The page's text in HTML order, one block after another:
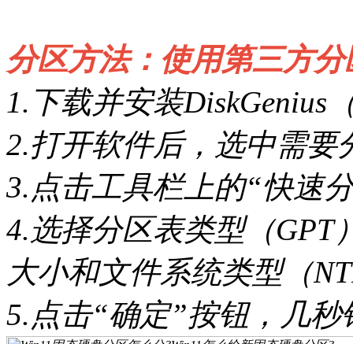
分区方法：使用第三方
1.下载并安装DiskGenius
2.打开软件后，选中需要
3.点击工具栏上的“快速
4.选择分区表类型（GPT
大小和文件系统类型（
5.点击“确定”按钮，几